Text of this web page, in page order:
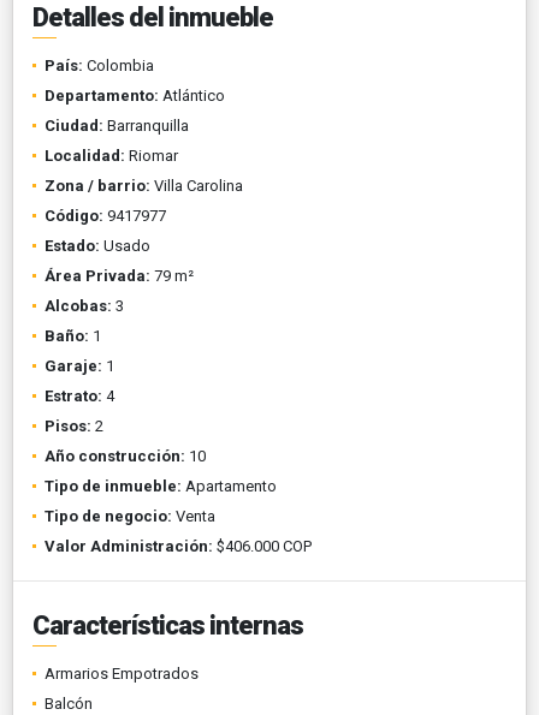
Detalles del inmueble
País: Colombia
Departamento: Atlántico
Ciudad: Barranquilla
Localidad: Riomar
Zona / barrio: Villa Carolina
Código: 9417977
Estado: Usado
Área Privada: 79 m²
Alcobas: 3
Baño: 1
Garaje: 1
Estrato: 4
Pisos: 2
Año construcción: 10
Tipo de inmueble: Apartamento
Tipo de negocio: Venta
Valor Administración: $406.000 COP
Características internas
Armarios Empotrados
Balcón